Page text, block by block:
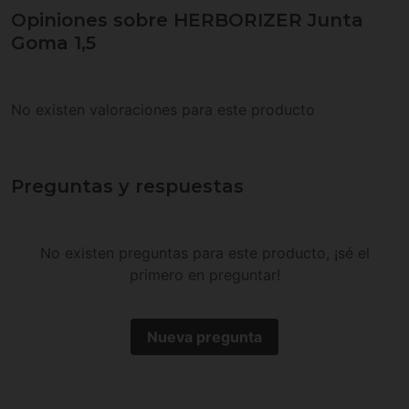
Opiniones sobre HERBORIZER Junta
Goma 1,5
No existen valoraciones para este producto
Preguntas y respuestas
No existen preguntas para este producto, ¡sé el
primero en preguntar!
Nueva pregunta